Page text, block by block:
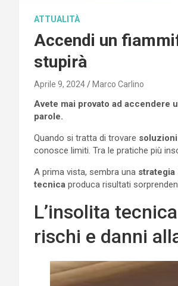
ATTUALITÀ
Accendi un
stupirà
Aprile 9, 2024 Marco Carlino
Avete mai provato ad accendere
parole.
Quando si tratta di trovare soluzioni
conosce limiti. Tra le pratiche più
A prima vista, sembra una strategia
tecnica produca risultati
L’insolita
rischi e danni